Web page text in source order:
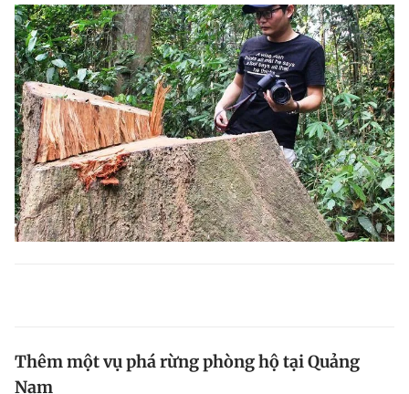
Thêm một vụ phá rừng phòng hộ tại Quảng
Nam